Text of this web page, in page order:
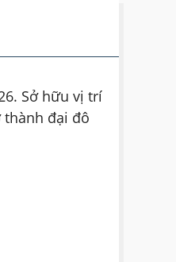
Sở hữu vị trí
thành đại đô